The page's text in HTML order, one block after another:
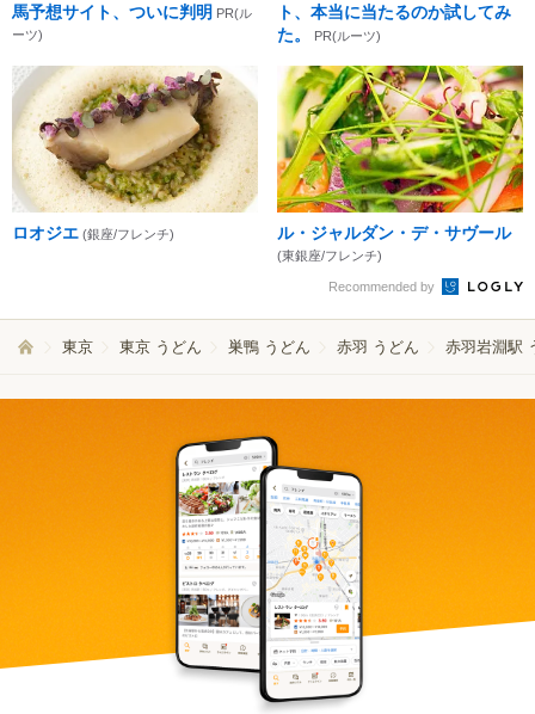
馬予想サイト、ついに判明 PR(ル
ーツ)
ト、本当に当たるのか試してみ
た。
PR(ルーツ)
ロオジエ (銀座/フレンチ) ル・ジャルダン・デ・サヴール
(東銀座/フレンチ)
Recommended by
東京 東京 うどん 巣鴨 うどん 赤羽 うどん 赤羽岩淵駅